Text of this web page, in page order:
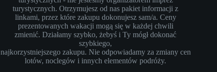
turystycznych. Otrzymujesz od nas pakiet informacji z
linkami, przez które zakupu dokonujesz sam/a. Ceny
prezentowanych wakacji mogą się w każdej chwili
zmienić. Działamy szybko, żebyś i Ty mógł dokonać
szybkiego,
najkorzystniejszego zakupu. Nie odpowiadamy za zmiany cen
lotów, noclegów i innych elementów podróży.